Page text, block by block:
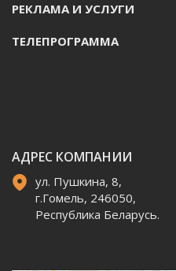
РЕКЛАМА И УСЛУГИ
ТЕЛЕПРОГРАММА
АДРЕС КОМПАНИИ
ул. Пушкина, 8,
г.Гомель, 246050,
Республика Беларусь.